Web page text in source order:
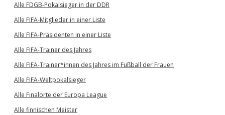
Alle FDGB-Pokalsieger in der DDR
Alle FIFA-Mitglieder in einer Liste
Alle FIFA-Präsidenten in einer Liste
Alle FIFA-Trainer des Jahres
Alle FIFA-Trainer*innen des Jahres im Fußball der Frauen
Alle FIFA-Weltpokalsieger
Alle Finalorte der Europa League
Alle finnischen Meister